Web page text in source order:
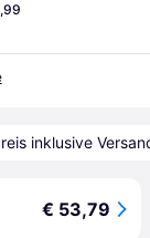
inklusive
€ 53,79